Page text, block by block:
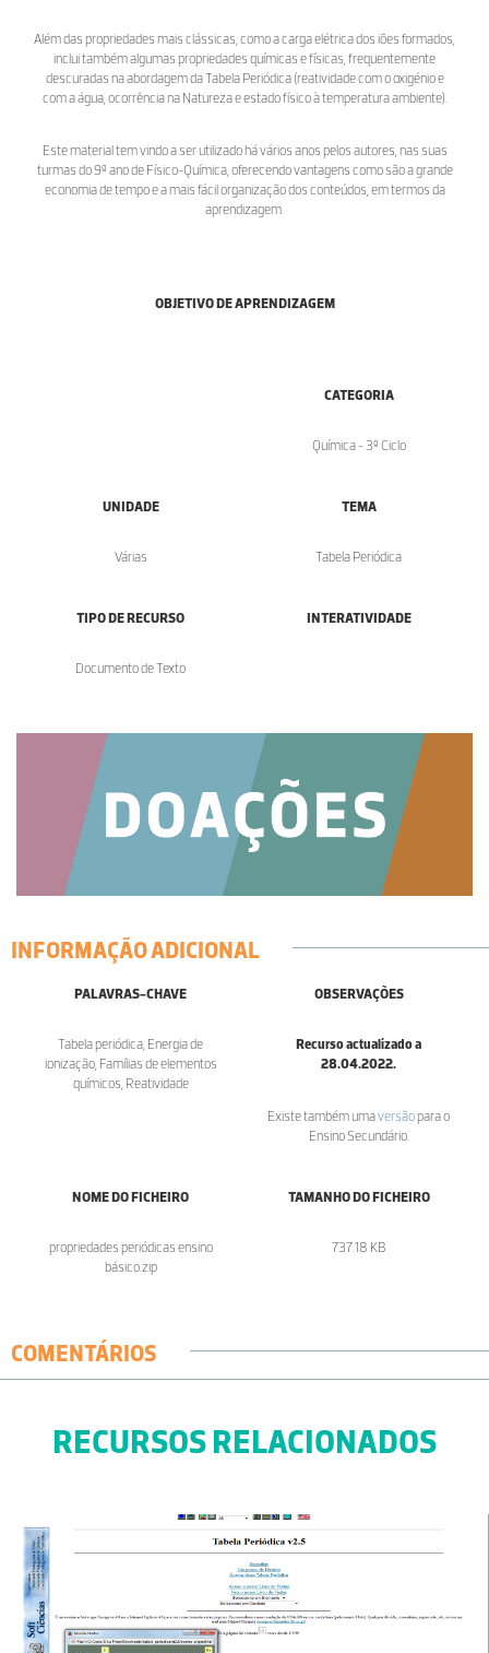
Além das propriedades mais clássicas, como a carga elétrica dos iões formados,
inclui também algumas propriedades químicas e físicas, frequentemente
descuradas na abordagem da Tabela Periódica (reatividade com o oxigénio e
com a água, ocorrência na Natureza e estado físico à temperatura ambiente).
Este material tem vindo a ser utilizado há vários anos pelos autores, nas suas
turmas do 9º ano de Físico-Química, oferecendo vantagens como são a grande
economia de tempo e a mais fácil organização dos conteúdos, em termos da
aprendizagem.
OBJETIVO DE APRENDIZAGEM
CATEGORIA
Química - 3º Ciclo
UNIDADE
Várias
TEMA
Tabela Periódica
TIPO DE RECURSO
Documento de Texto
INTERATIVIDADE
INFORMAÇÃO ADICIONAL
PALAVRAS-CHAVE
Tabela periódica, Energia de
ionização, Famílias de elementos
químicos, Reatividade
OBSERVAÇÕES
Recurso actualizado a
28.04.2022.
Existe também umaversãopara o
Ensino Secundário.
NOME DO FICHEIRO
propriedades periódicas ensino
básico.zip
TAMANHO DO FICHEIRO
737.18 KB
COMENTÁRIOS
RECURSOS RELACIONADOS